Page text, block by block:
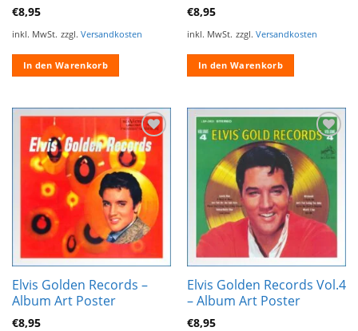
€8,95
inkl. MwSt. zzgl. Versandkosten
In den Warenkorb
€8,95
inkl. MwSt. zzgl. Versandkosten
In den Warenkorb
Zur
Wunschliste
hinzufügen
Elvis Golden Records –
Album Art Poster
€8,95
Wunschliste
hinzufügen
Elvis Golden Records Vol.4
– Album Art Poster
€8,95